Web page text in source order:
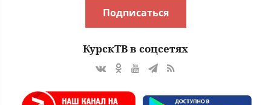
Подписаться
КурскТВ в соцсетях